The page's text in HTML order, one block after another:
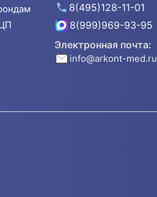
8(495)128-11-01
8(999)969-93-95
Электронная почта:
info@arkont-med.ru